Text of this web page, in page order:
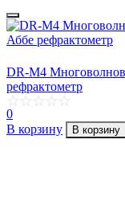
DR-M4
рефрактометр
0
В корзину
В корзину